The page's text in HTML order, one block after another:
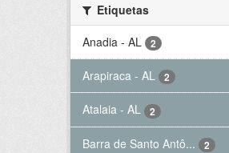
Etiquetas
Anadia - AL
2
Arapiraca - AL 2
Atalaia - AL 2
Barra de Santo Antô... 2